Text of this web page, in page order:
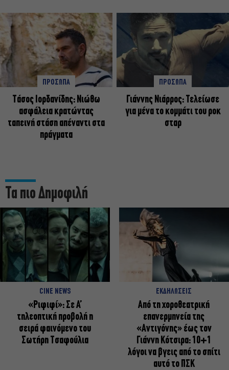
ΠΡΟΣΩΠΑ
Tάσος Ιορδανίδης: Νιώθω
ασφάλεια κρατώντας
ταπεινή στάση απέναντι στα
πράγματα
ΠΡΟΣΩΠΑ
Γιάννης Νιάρρος: Τελείωσε
για μένα το κομμάτι του ροκ
σταρ
Τα πιο Δημοφιλή
CINE NEWS
«Ριφιφί»: Σε Α’
τηλεοπτική προβολή η
σειρά φαινόμενο του
Σωτήρη Τσαφούλια
ΕΚΔΗΛΩΣΕΙΣ
Από τη χοροθεατρική
επανερμηνεία της
«Αντιγόνης» έως τον
Γιάννη Κότσιρα: 10+1
λόγοι να βγεις από το σπίτι
αυτό το ΠΣΚ